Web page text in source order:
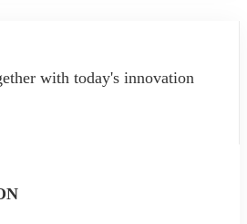
with today's innovation